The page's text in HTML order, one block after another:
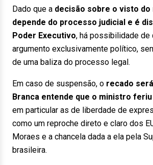
Dado que a decisão sobre o visto do
depende do processo judicial e é
Poder Executivo, há possibilidade de
argumento exclusivamente político,
de uma baliza do processo legal.
Em caso de suspensão, o recado
Branca entende que o ministro
em particular as de liberdade de
como um reproche direto e claro dos
Moraes e a chancela dada a ela pela
brasileira.